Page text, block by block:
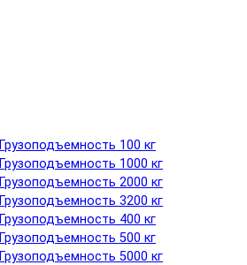
Грузоподъемность 100 кг
Грузоподъемность 1000 кг
Грузоподъемность 2000 кг
Грузоподъемность 3200 кг
Грузоподъемность 400 кг
Грузоподъемность 500 кг
Грузоподъемность 5000 кг